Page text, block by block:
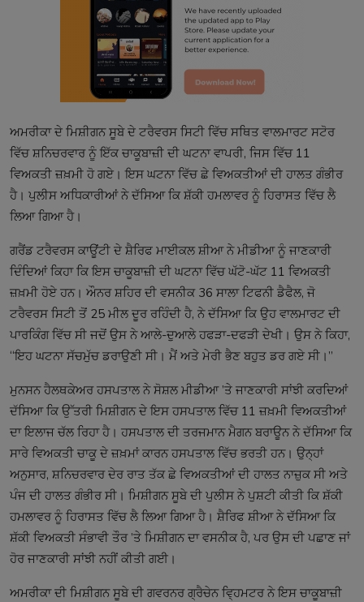
ਅਮਰੀਕਾ ਦੇ ਮਿਸ਼ੀਗਨ ਸੂਬੇ ਦੇ ਟਰੈਵਰਸ ਸਿਟੀ ਵਿੱਚ ਸਥਿਤ ਵਾਲਮਾਰਟ ਸਟੋਰ
ਵਿੱਚ ਸ਼ਨਿਚਰਵਾਰ ਨੂੰ ਇੱਕ ਚਾਕੂਬਾਜ਼ੀ ਦੀ ਘਟਨਾ ਵਾਪਰੀ, ਜਿਸ ਵਿੱਚ 11
ਵਿਅਕਤੀ ਜ਼ਖ਼ਮੀ ਹੋ ਗਏ। ਇਸ ਘਟਨਾ ਵਿੱਚ ਛੇ ਵਿਅਕਤੀਆਂ ਦੀ ਹਾਲਤ ਗੰਭੀਰ
ਹੈ। ਪੁਲੀਸ ਅਧਿਕਾਰੀਆਂ ਨੇ ਦੱਸਿਆ ਕਿ ਸ਼ੱਕੀ ਹਮਲਾਵਰ ਨੂੰ ਹਿਰਾਸਤ ਵਿੱਚ ਲੈ
ਲਿਆ ਗਿਆ ਹੈ।
ਗਰੈਂਡ ਟਰੈਵਰਸ ਕਾਊਂਟੀ ਦੇ ਸ਼ੈਰਿਫ ਮਾਈਕਲ ਸ਼ੀਆ ਨੇ ਮੀਡੀਆ ਨੂੰ ਜਾਣਕਾਰੀ
ਦਿੰਦਿਆਂ ਕਿਹਾ ਕਿ ਇਸ ਚਾਕੂਬਾਜ਼ੀ ਦੀ ਘਟਨਾ ਵਿੱਚ ਘੱਟੋ-ਘੱਟ 11 ਵਿਅਕਤੀ
ਜ਼ਖ਼ਮੀ ਹੋਏ ਹਨ। ਔਨਰ ਸ਼ਹਿਰ ਦੀ ਵਸਨੀਕ 36 ਸਾਲਾ ਟਿਫਨੀ ਡੈਫੈਲ, ਜੋ
ਟਰੈਵਰਸ ਸਿਟੀ ਤੋਂ 25 ਮੀਲ ਦੂਰ ਰਹਿੰਦੀ ਹੈ, ਨੇ ਦੱਸਿਆ ਕਿ ਉਹ ਵਾਲਮਾਰਟ ਦੀ
ਪਾਰਕਿੰਗ ਵਿੱਚ ਸੀ ਜਦੋਂ ਉਸ ਨੇ ਆਲੇ-ਦੁਆਲੇ ਹਫੜਾ-ਦਫੜੀ ਦੇਖੀ। ਉਸ ਨੇ ਕਿਹਾ,
“ਇਹ ਘਟਨਾ ਸੱਚਮੁੱਚ ਡਰਾਉਣੀ ਸੀ। ਮੈਂ ਅਤੇ ਮੇਰੀ ਭੈਣ ਬਹੁਤ ਡਰ ਗਏ ਸੀ।”
ਮੁਨਸਨ ਹੈਲਥਕੇਅਰ ਹਸਪਤਾਲ ਨੇ ਸੋਸ਼ਲ ਮੀਡੀਆ ’ਤੇ ਜਾਣਕਾਰੀ ਸਾਂਝੀ ਕਰਦਿਆਂ
ਦੱਸਿਆ ਕਿ ਉੱਤਰੀ ਮਿਸ਼ੀਗਨ ਦੇ ਇਸ ਹਸਪਤਾਲ ਵਿੱਚ 11 ਜ਼ਖ਼ਮੀ ਵਿਅਕਤੀਆਂ
ਦਾ ਇਲਾਜ ਚੱਲ ਰਿਹਾ ਹੈ। ਹਸਪਤਾਲ ਦੀ ਤਰਜਮਾਨ ਮੈਗਨ ਬਰਾਊਨ ਨੇ ਦੱਸਿਆ ਕਿ
ਸਾਰੇ ਵਿਅਕਤੀ ਚਾਕੂ ਦੇ ਜ਼ਖ਼ਮਾਂ ਕਾਰਨ ਹਸਪਤਾਲ ਵਿੱਚ ਭਰਤੀ ਹਨ। ਉਨ੍ਹਾਂ
ਅਨੁਸਾਰ, ਸ਼ਨਿਚਰਵਾਰ ਦੇਰ ਰਾਤ ਤੱਕ ਛੇ ਵਿਅਕਤੀਆਂ ਦੀ ਹਾਲਤ ਨਾਜ਼ੁਕ ਸੀ ਅਤੇ
ਪੰਜ ਦੀ ਹਾਲਤ ਗੰਭੀਰ ਸੀ। ਮਿਸ਼ੀਗਨ ਸੂਬੇ ਦੀ ਪੁਲੀਸ ਨੇ ਪੁਸ਼ਟੀ ਕੀਤੀ ਕਿ ਸ਼ੱਕੀ
ਹਮਲਾਵਰ ਨੂੰ ਹਿਰਾਸਤ ਵਿੱਚ ਲੈ ਲਿਆ ਗਿਆ ਹੈ। ਸ਼ੈਰਿਫ ਸ਼ੀਆ ਨੇ ਦੱਸਿਆ ਕਿ
ਸ਼ੱਕੀ ਵਿਅਕਤੀ ਸੰਭਾਵੀ ਤੌਰ ’ਤੇ ਮਿਸ਼ੀਗਨ ਦਾ ਵਸਨੀਕ ਹੈ, ਪਰ ਉਸ ਦੀ ਪਛਾਣ ਜਾਂ
ਹੋਰ ਜਾਣਕਾਰੀ ਸਾਂਝੀ ਨਹੀਂ ਕੀਤੀ ਗਈ।
ਅਮਰੀਕਾ ਦੀ ਮਿਸ਼ੀਗਨ ਸੂਬੇ ਦੀ ਗਵਰਨਰ ਗ੍ਰੈਚੇਨ ਵ੍ਹਿਮਟਰ ਨੇ ਇਸ ਚਾਕੂਬਾਜ਼ੀ